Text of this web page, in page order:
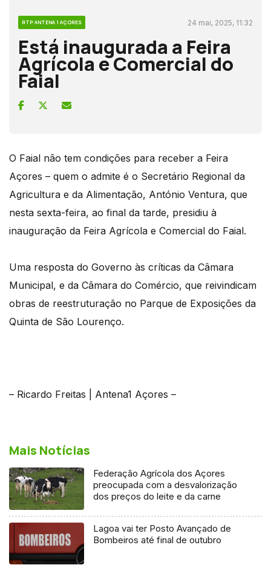
RTP ANTENA 1 AÇORES 24 mai, 2025, 11:32
Está inaugurada a Feira
Agrícola e Comercial do
Faial
O Faial não tem condições para receber a Feira
Açores – quem o admite é o Secretário Regional da
Agricultura e da Alimentação, António Ventura, que
nesta sexta-feira, ao final da tarde, presidiu à
inauguração da Feira Agrícola e Comercial do Faial.
Uma resposta do Governo às críticas da Câmara
Municipal, e da Câmara do Comércio, que reivindicam
obras de reestruturação no Parque de Exposições da
Quinta de São Lourenço.
– Ricardo Freitas | Antena1 Açores –
Mais Notícias
Federação Agrícola dos Açores
preocupada com a desvalorização
dos preços do leite e da carne
Lagoa vai ter Posto Avançado de
Bombeiros até final de outubro